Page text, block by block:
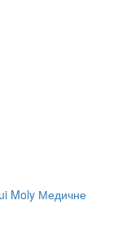
Moly Медичне